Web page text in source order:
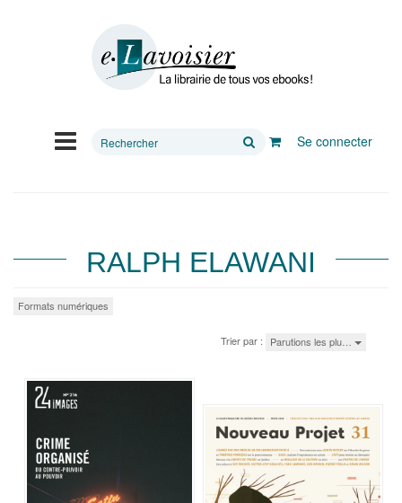
Rechercher
Se connecter
RALPH ELAWANI
Formats numériques
Trier par : Parutions les plu…